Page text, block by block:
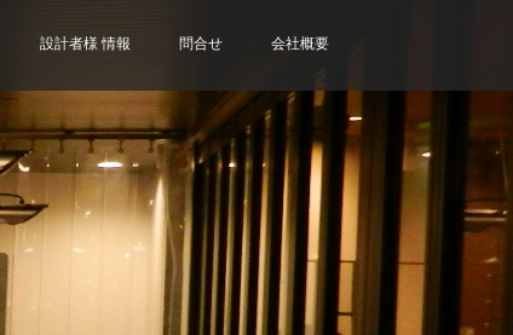
設計者様 情報 問合せ 会社概要